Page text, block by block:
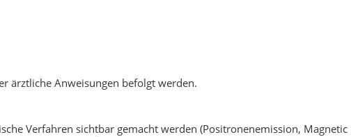
ärztliche Anweisungen befolgt werden.
Verfahren sichtbar gemacht werden (Positronenemission, Magnetic